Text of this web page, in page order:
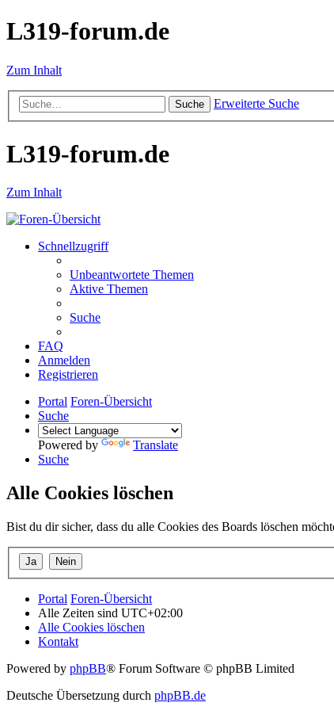
L319-forum.de
Zum Inhalt
Suche Erweiterte Suche
L319-forum.de
Zum Inhalt
Schnellzugriff
Unbeantwortete Themen
Aktive Themen
Suche
FAQ
Anmelden
Registrieren
Portal Foren-Übersicht
Suche
Powered by
Translate
Suche
Alle Cookies löschen
Bist du dir sicher, dass du alle Cookies des Boards löschen
Portal Foren-Übersicht
Alle Zeiten sind UTC+02:00
Alle Cookies löschen
Kontakt
Powered by phpBB® Forum Software © phpBB Limited
Deutsche Übersetzung durch phpBB.de